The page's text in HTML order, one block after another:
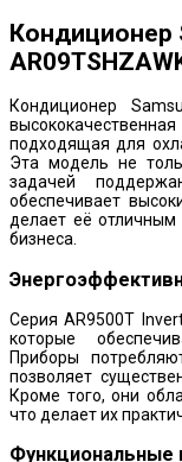
Кондиционер
Кондиционер
подходящая для
Эта модель не
задачей
обеспечивает
делает её
бизнеса.
Серия AR9500T
которые
Приборы
позволяет
Кроме того, они
что делает их